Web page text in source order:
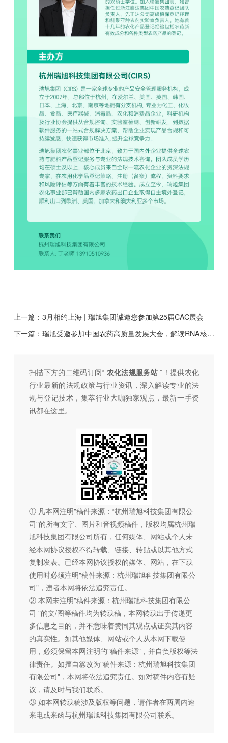
上一篇： 3月相约上海 | 瑞旭集团诚邀您参加第25届CAC展会
下一篇： 瑞旭受邀参加中国农药高质量发展大会，解读RNA核酸农药全球登记进展及挑战
扫描下方的二维码订阅“ 农化法规服务站 ”！提供农化
行业最新的法规政策与行业资讯，深入解读专业的法
规与登记技术，集萃行业大咖独家观点，最新一手资
讯都在这里。
① 凡本网注明"稿件来源：“杭州瑞旭科技集团有限公
司"的所有文字、图片和音视频稿件，版权均属杭州瑞
旭科技集团有限公司所有，任何媒体、网站或个人未
经本网协议授权不得转载、链接、转贴或以其他方式
复制发表。已经本网协议授权的媒体、网站，在下载
使用时必须注明"稿件来源：杭州瑞旭科技集团有限公
司"，违者本网将依法追究责任。
② 本网未注明"稿件来源：杭州瑞旭科技集团有限公
司 "的文/图等稿件均为转载稿，本网转载出于传递更
多信息之目的，并不意味着赞同其观点或证实其内容
的真实性。如其他媒体、网站或个人从本网下载使
用，必须保留本网注明的"稿件来源"，并自负版权等法
律责任。如擅自篡改为"稿件来源：杭州瑞旭科技集团
有限公司"，本网将依法追究责任。如对稿件内容有疑
议，请及时与我们联系。
③ 如本网转载稿涉及版权等问题，请作者在两周内速
来电或来函与杭州瑞旭科技集团有限公司联系。